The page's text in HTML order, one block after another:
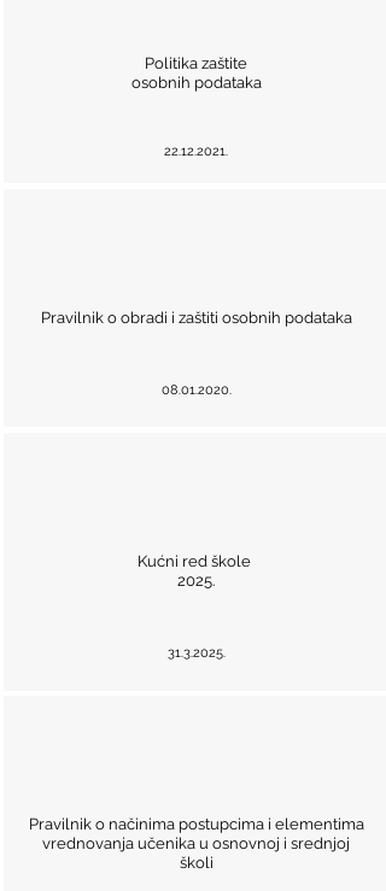
Politika zaštite
osobnih podataka
22.12.2021.
Pravilnik o obradi i zaštiti osobnih podataka
08.01.2020.
Kućni red škole
2025.
31.3.2025.
Pravilnik o načinima postupcima i elementima
vrednovanja učenika u osnovnoj i srednjoj
školi